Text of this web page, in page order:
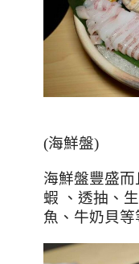
(海鮮盤)
海鮮盤豐盛
蝦
、透抽、
魚、牛奶貝等